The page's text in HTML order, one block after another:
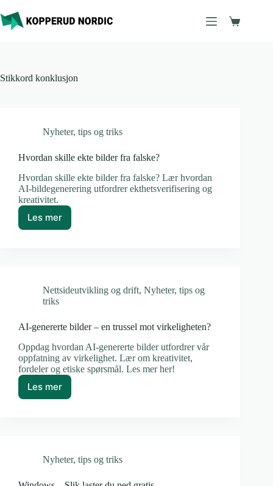
til
innholdet
Stikkord konklusjon
Nyheter, tips og triks
Hvordan skille ekte bilder fra falske?
Hvordan skille ekte bilder fra falske? Lær hvordan
AI-bildegenerering utfordrer ekthetsverifisering og
kreativitet.
Les mer
Hvordan
Nettsideutvikling og drift, Nyheter, tips og
triks
AI-genererte bilder – en trussel mot virkeligheten?
Oppdag hvordan AI-genererte bilder utfordrer vår
oppfatning av virkelighet. Lær om kreativitet,
fordeler og etiske spørsmål. Les mer her!
Les mer
AI-
genererte
mot
Nyheter, tips og triks